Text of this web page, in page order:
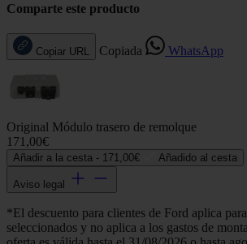
Comparte este producto
Copiar URL Copiada WhatsApp
Original Módulo trasero de remolque
171,00€
Añadir a la cesta - 171,00€ Añadido al cesta
Aviso legal
*El descuento para clientes de Ford aplica
seleccionados y no aplica a los gastos de